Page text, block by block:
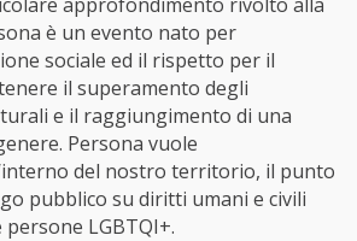
è un evento nato per
sociale ed il rispetto per il
il superamento degli
e il raggiungimento di una
Persona vuole
del nostro territorio, il punto
pubblico su diritti umani e civili
LGBTQI+.